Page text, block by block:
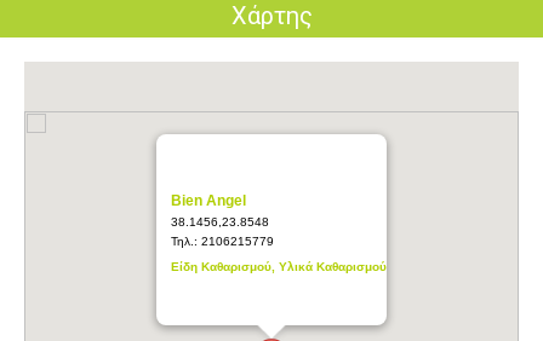
Χάρτης
Bien Angel
38.1456,23.8548
Τηλ.: 2106215779
Είδη Καθαρισμού, Υλικά Καθαρισμού